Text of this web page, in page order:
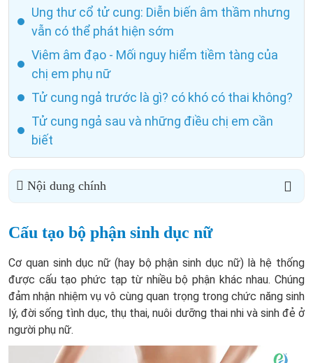
Ung thư cổ tử cung: Diễn biến âm thầm nhưng
vẫn có thể phát hiện sớm
Viêm âm đạo - Mối nguy hiểm tiềm tàng của
chị em phụ nữ
Tử cung ngả trước là gì? có khó có thai không?
Tử cung ngả sau và những điều chị em cần
biết
Nội dung chính
Cấu tạo bộ phận sinh dục nữ
Cơ quan sinh dục nữ (hay bộ phận sinh dục nữ) là hệ thống
được cấu tạo phức tạp từ nhiều bộ phận khác nhau. Chúng
đảm nhận nhiệm vụ vô cùng quan trọng trong chức năng sinh
lý, đời sống tình dục, thụ thai, nuôi dưỡng thai nhi và sinh đẻ ở
người phụ nữ.